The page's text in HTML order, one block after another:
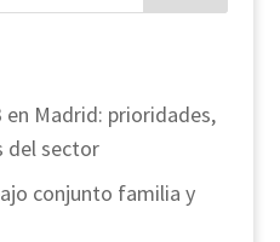
en Madrid: prioridades,
del sector
conjunto familia y